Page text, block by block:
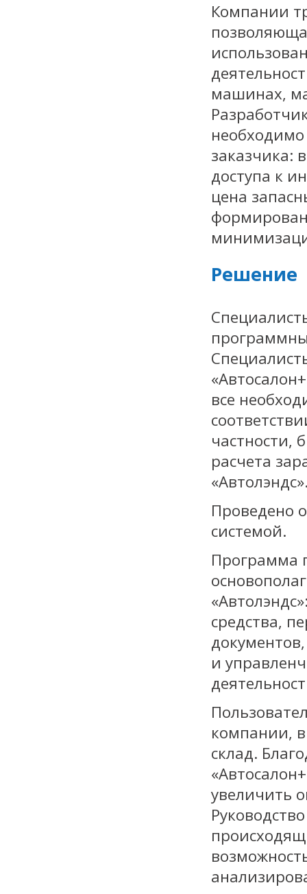
Компании
машинах,
заказчика:
доступа к
цена
Решение
все
частности,
расчета
Проведено
системой.
Программа
средства,
и
компании, в
склад.
увеличить